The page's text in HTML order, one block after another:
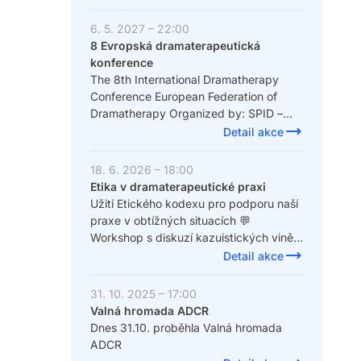
or complementary to other disciplines."
6. 5. 2027 – 22:00
8 Evropská dramaterapeutická
konference
The 8th International Dramatherapy
Conference European Federation of
Dramatherapy Organized by: SPID –
The Italian Association of Dramatherapy
Famiglia Sarzi ETS Reggio Emilia, Italy |
7-9 May 2027
Detail akce
18. 6. 2026 – 18:00
Etika v dramaterapeutické praxi
Užití Etického kodexu pro podporu naší
praxe v obtížných situacích 💬
Workshop s diskuzí kazuistických vinět
Workshop je určen pro členy ADCR.
Detail akce
31. 10. 2025 – 17:00
Valná hromada ADCR
Dnes 31.10. proběhla Valná hromada
ADCR